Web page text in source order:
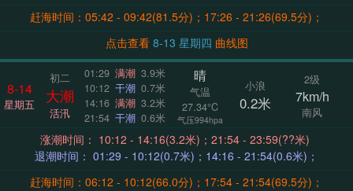
赶海时间：05:42 - 09:42(81.5分)；17:26 - 21:26(69.5分)；
点击查看
8-13 星期四 曲线图
8-14
星期五
初二
大潮
活汛
01:29 满潮 3.9米
10:12 干潮 0.7米
14:16 满潮 3.2米
21:54 干潮 0.6米
晴
气温
27.34°C
气压994hpa
小浪
0.2米
2级
7km/h
南风
涨潮时间： 10:12 - 14:16(3.2米)；21:54 - 23:59(??米)
退潮时间： 01:29 - 10:12(0.7米)；14:16 - 21:54(0.6米)；
赶海时间：06:12 - 10:12(66.0分)；17:54 - 21:54(69.5分)；